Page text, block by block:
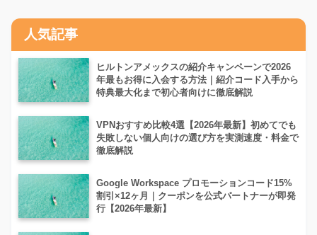
人気記事
ヒルトンアメックスの紹介キャンペーンで2026
年最もお得に入会する方法｜紹介コード入手から
特典最大化まで初心者向けに徹底解説
VPNおすすめ比較4選【2026年最新】初めてでも
失敗しない個人向けの選び方を実測速度・料金で
徹底解説
Google Workspace プロモーションコード15%
割引×12ヶ月｜クーポンを公式パートナーが即発
行【2026年最新】